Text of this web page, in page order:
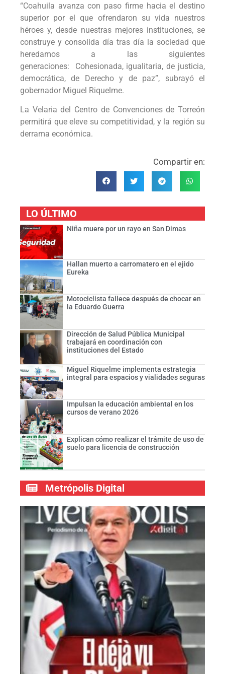
“Coahuila avanza con paso firme hacia el destino
superior por el que ofrendaron su vida nuestros
héroes y, desde nuestras mejores instituciones, se
construye y consolida día tras día la sociedad que
heredamos a las siguientes
generaciones: Cohesionada, igualitaria, de justicia,
democrática, de Derecho y de paz”, subrayó el
gobernador Miguel Riquelme.
La Velaria del Centro de Convenciones de Torreón
permitirá que eleve su competitividad, y la región su
derrama económica.
Compartir en:
LO ÚLTIMO
Niña muere por un rayo en San Dimas
Hallan muerto a carromatero en el ejido
Eureka
Motociclista fallece después de chocar en
la Eduardo Guerra
Dirección de Salud Pública Municipal
trabajará en coordinación con
instituciones del Estado
Miguel Riquelme implementa estrategia
integral para espacios y vialidades seguras
Impulsan la educación ambiental en los
cursos de verano 2026
Explican cómo realizar el trámite de uso de
suelo para licencia de construcción
Metrópolis Digital